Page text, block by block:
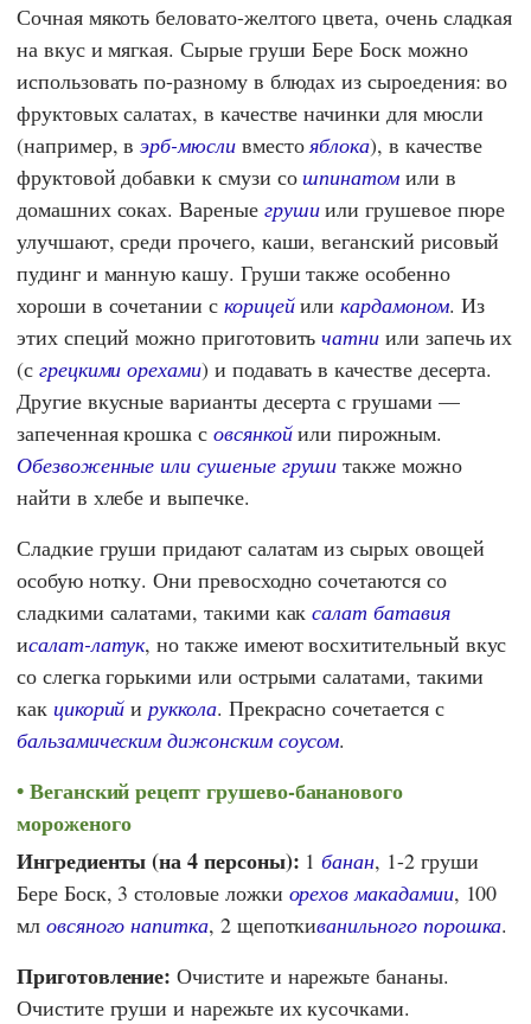
Сочная мякоть беловато-желтого цвета, очень сладкая
на вкус и мягкая. Сырые груши Бере Боск можно
использовать по-разному в блюдах из сыроедения: во
фруктовых салатах, в качестве начинки для мюсли
(например, вэрб-мюсливместояблока), в качестве
фруктовой добавки к смузи со шпинатом или в
домашних соках. Вареные грушиили грушевое пюре
улучшают, среди прочего, каши, веганский рисовый
пудинг и манную кашу. Груши также особенно
хороши в сочетании с корицейиликардамоном. Из
этих специй можно приготовитьчатни или запечь их
(с грецкими орехами) и подавать в качестве десерта.
Другие вкусные варианты десерта с грушами —
запеченная крошка с овсянкойили пирожным.
Обезвоженные или сушеные груши также можно
найти в хлебе и выпечке.
Сладкие груши придают салатам из сырых овощей
особую нотку. Они превосходно сочетаются со
сладкими салатами, такими каксалат батавия
исалат-латук, но также имеют восхитительный вкус
со слегка горькими или острыми салатами, такими
как цикорий ируккола. Прекрасно сочетается с
бальзамическим дижонским соусом.
Веганский рецепт грушево-бананового
мороженого
Ингредиенты (на 4 персоны): 1банан, 1-2 груши
Бере Боск, 3 столовые ложки орехов макадамии, 100
мл овсяного напитка, 2 щепоткиванильного порошка.
Приготовление: Очистите и нарежьте бананы.
Очистите груши и нарежьте их кусочками.